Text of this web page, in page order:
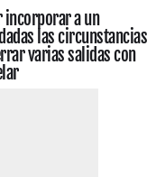
incorporar a un
las circunstancias
varias salidas con